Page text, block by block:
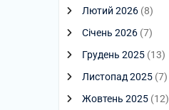
Лютий 2026 (8)
Січень 2026 (7)
Грудень 2025 (13)
Листопад 2025 (7)
Жовтень 2025 (12)